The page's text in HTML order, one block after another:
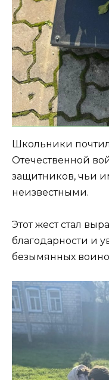
Школьники
Отечественной
защитников, чьи
неизвестными.
Этот жест стал
благодарности и
безымянных